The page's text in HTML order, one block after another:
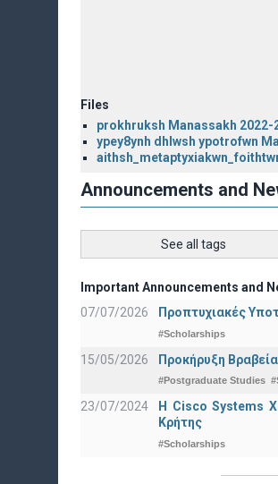
Files
prokhruksh Manassakh 2022-
ypey8ynh dhlwsh ypotrofwn
Announcements and
See all tags
Important Announcements and
07/07/2026
Προπτυχιακές
#Scholarships
15/05/2026 Προκήρυξη
#Postgraduate Studies
23/07/2024
Η Cisco Systems
Κρήτης
#Scholarships